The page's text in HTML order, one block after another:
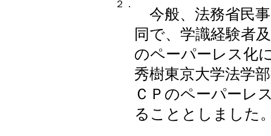
２．
今般、法務省民
同で、学識経験者
のペーパーレス化
秀樹東京大学法学
ＣＰのペーパーレ
ることとしました